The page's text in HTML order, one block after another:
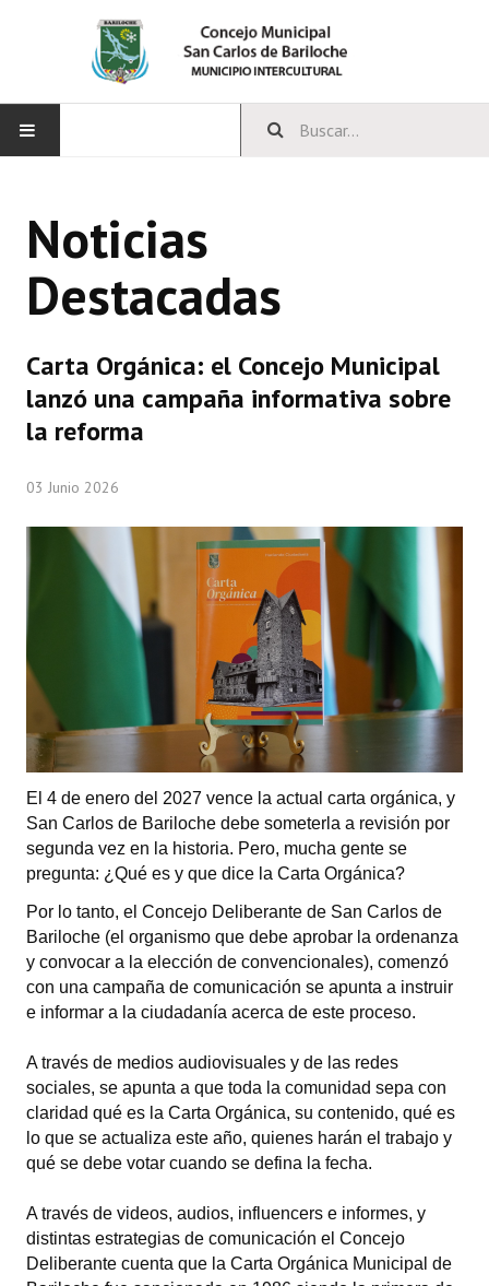
CONCEJO
Bloques Políticos
Comisiones Permanentes
Comisiones Especiales
LEGISLACIÓN
Constitución Nacional
Constitución Provincial
Carta Orgánica 2007
Reglamento Interno
Digesto
Organigrama
DOCUMENTOS
Informes de Gestión
Proyectos Presentados
Dictámenes Asesoría Letrada
Actas de Sesión
Informes de Unidad Coordinadora
Ejecución Presupuestaria
Actas de Audiencias Públicas
NORMATIVA
Noticias
Destacadas
Carta Orgánica: el Concejo Municipal
lanzó una campaña informativa sobre
la reforma
03 Junio 2026
El 4 de enero del 2027 vence la actual carta orgánica, y
San Carlos de Bariloche debe someterla a revisión por
segunda vez en la historia. Pero, mucha gente se
pregunta: ¿Qué es y que dice la Carta Orgánica?
Por lo tanto, el Concejo Deliberante de San Carlos de
Bariloche (el organismo que debe aprobar la ordenanza
y convocar a la elección de convencionales), comenzó
con una campaña de comunicación se apunta a instruir
e informar a la ciudadanía acerca de este proceso.
A través de medios audiovisuales y de las redes
sociales, se apunta a que toda la comunidad sepa con
claridad qué es la Carta Orgánica, su contenido, qué es
lo que se actualiza este año, quienes harán el trabajo y
qué se debe votar cuando se defina la fecha.
A través de videos, audios, influencers e informes, y
distintas estrategias de comunicación el Concejo
Deliberante cuenta que la Carta Orgánica Municipal de